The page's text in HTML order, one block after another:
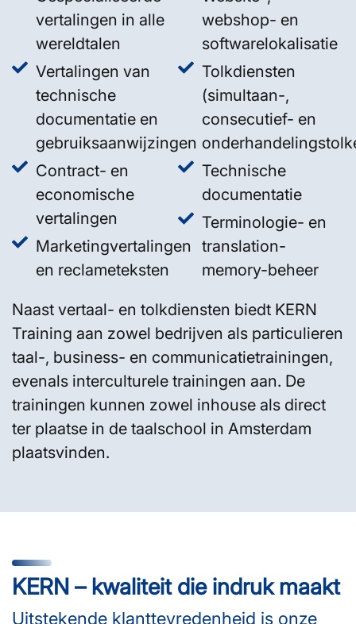
vertalingen in alle
wereldtalen
Vertalingen van
technische
documentatie en
gebruiksaanwijzingen
Contract- en
economische
vertalingen
Marketingvertalingen
en reclameteksten
webshop- en
softwarelokalisatie
Tolkdiensten
(simultaan-,
consecutief- en
Technische
documentatie
Terminologie- en
translation-
memory-beheer
Naast vertaal- en tolkdiensten biedt KERN
Training aan zowel bedrijven als particulieren
taal-, business- en communicatietrainingen,
evenals interculturele trainingen aan. De
trainingen kunnen zowel inhouse als direct
ter plaatse in de taalschool in Amsterdam
plaatsvinden.
KERN – kwaliteit die indruk maakt
Uitstekende klanttevredenheid is onze